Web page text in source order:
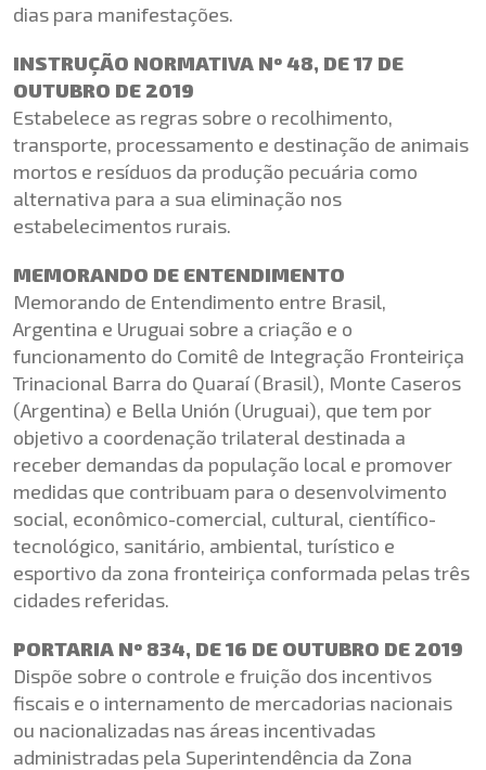
dias para manifestações.
INSTRUÇÃO NORMATIVA Nº 48, DE 17 DE
OUTUBRO DE 2019
Estabelece as regras sobre o recolhimento,
transporte, processamento e destinação de animais
mortos e resíduos da produção pecuária como
alternativa para a sua eliminação nos
estabelecimentos rurais.
MEMORANDO DE ENTENDIMENTO
Memorando de Entendimento entre Brasil,
Argentina e Uruguai sobre a criação e o
funcionamento do Comitê de Integração Fronteiriça
Trinacional Barra do Quaraí (Brasil), Monte Caseros
(Argentina) e Bella Unión (Uruguai), que tem por
objetivo a coordenação trilateral destinada a
receber demandas da população local e promover
medidas que contribuam para o desenvolvimento
social, econômico-comercial, cultural, científico-
tecnológico, sanitário, ambiental, turístico e
esportivo da zona fronteiriça conformada pelas três
cidades referidas.
PORTARIA Nº 834, DE 16 DE OUTUBRO DE 2019
Dispõe sobre o controle e fruição dos incentivos
fiscais e o internamento de mercadorias nacionais
ou nacionalizadas nas áreas incentivadas
administradas pela Superintendência da Zona